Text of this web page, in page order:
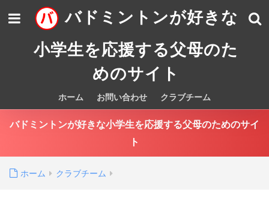
バドミントンが好きな
小学生を応援する父母のた
めのサイト
ホーム お問い合わせ クラブチーム
バドミントンが好きな小学生を応援する父母のためのサイ
ト
ホーム クラブチーム